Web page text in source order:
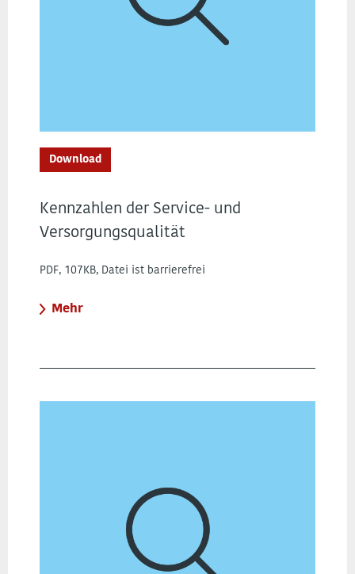
Download
Kennzahlen der Service- und
Versorgungsqualität
PDF, 107KB, Datei ist barrierefrei
Mehr